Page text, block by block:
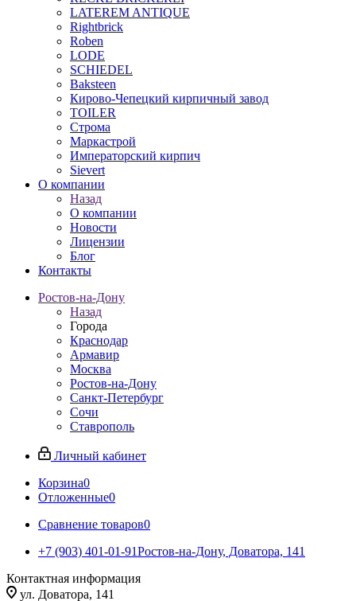
LATEREM ANTIQUE
Rightbrick
Roben
LODE
SCHIEDEL
Baksteen
Кирово-Чепецкий кирпичный завод
TOILER
Строма
Маркастрой
Императорский кирпич
Sievert
О компании
Назад
О компании
Новости
Лицензии
Блог
Контакты
Ростов-на-Дону
Назад
Города
Краснодар
Армавир
Москва
Ростов-на-Дону
Санкт-Петербург
Сочи
Ставрополь
Личный кабинет
Корзина0
Отложенные0
Сравнение товаров0
+7 (903) 401-01-91Ростов-на-Дону, Доватора, 141
Контактная информация
ул. Доватора, 141